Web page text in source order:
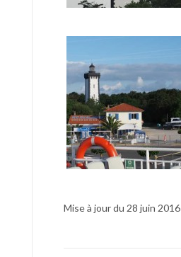
Mise à jour du 28 juin 2016